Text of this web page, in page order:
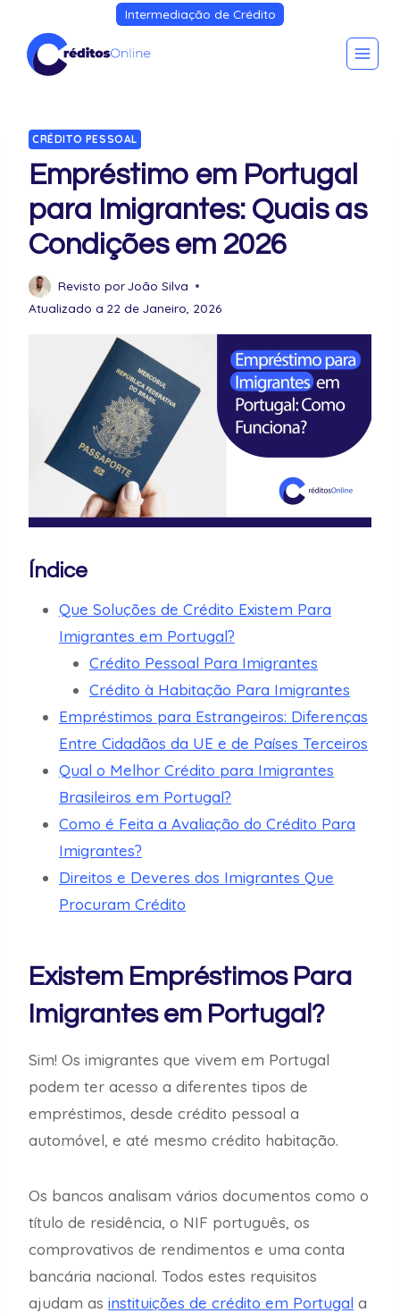
Intermediação de Crédito
CRÉDITO PESSOAL
Empréstimo em Portugal
para Imigrantes: Quais as
Condições em 2026
Revisto porJoão Silva
Atualizado a 22 de Janeiro, 2026
Índice
Que Soluções de Crédito Existem Para
Imigrantes em Portugal?
Crédito Pessoal Para Imigrantes
Crédito à Habitação Para Imigrantes
Empréstimos para Estrangeiros: Diferenças
Entre Cidadãos da UE e de Países Terceiros
Qual o Melhor Crédito para Imigrantes
Brasileiros em Portugal?
Como é Feita a Avaliação do Crédito Para
Imigrantes?
Direitos e Deveres dos Imigrantes Que
Procuram Crédito
Existem Empréstimos Para
Imigrantes em Portugal?
Sim! Os imigrantes que vivem em Portugal
podem ter acesso a diferentes tipos de
empréstimos, desde crédito pessoal a
automóvel, e até mesmo crédito habitação.
Os bancos analisam vários documentos como o
título de residência, o NIF português, os
comprovativos de rendimentos e uma conta
bancária nacional. Todos estes requisitos
ajudam as instituições de crédito em Portugal a